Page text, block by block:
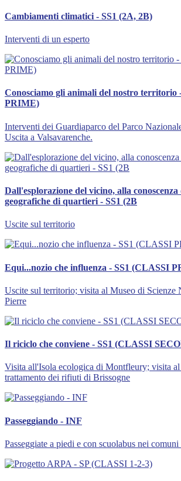
Cambiamenti climatici - SS1 (2A, 2B)
Interventi di un esperto
Conosciamo gli animali del nostro territorio
PRIME)
Interventi dei Guardiaparco del Parco
Uscita a Valsavarenche.
Dall'esplorazione del vicino, alla
geografiche di quartieri - SS1 (2B
Uscite sul territorio
Equi...nozio che influenza - SS1 (CLASSI
Uscite sul territorio; visita al Museo di Scienze
Pierre
Il riciclo che conviene - SS1 (CLASSI
Visita all'Isola ecologica di Montfleury; visita
trattamento dei rifiuti di Brissogne
Passeggiando - INF
Passeggiate a piedi e con scuolabus nei